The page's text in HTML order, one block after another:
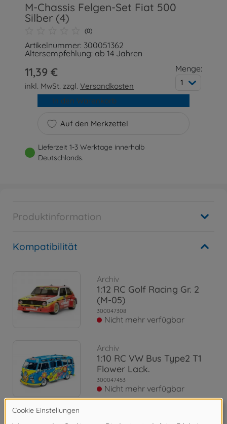
M-Chassis Felgen-Set Fiat 500
Silber (4)
(0)
Artikelnummer: 300051362
Altersempfehlung: ab 14 Jahren
11,39 €
inkl. MwSt. zzgl.Versandkosten
Menge:
1
Auf den Merkzettel
In den Warenkorb
Lieferzeit 1-3 Werktage innerhalb
Deutschlands.
Produktinformation
Kompatibilität
Archiv
1:12 RC Golf Racing Gr. 2
(M-05)
300047308
Nicht mehr verfügbar
Archiv
1:10 RC VW Bus Type2 T1
Flower Lack.
300047453
Nicht mehr verfügbar